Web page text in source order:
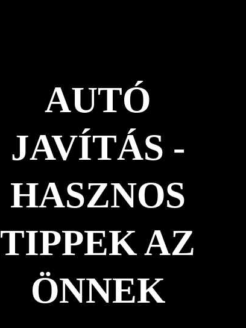
AUTÓ
JAVÍTÁS -
HASZNOS
TIPPEK AZ
ÖNNEK